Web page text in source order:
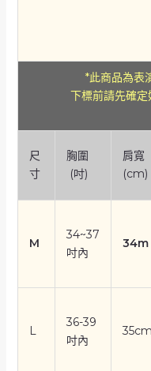
*此商品為表
下標前請先確
尺
寸
胸圍
(吋)
肩寬
(cm)
M
34~37
吋內
34m
L
36-39
吋內
35cm